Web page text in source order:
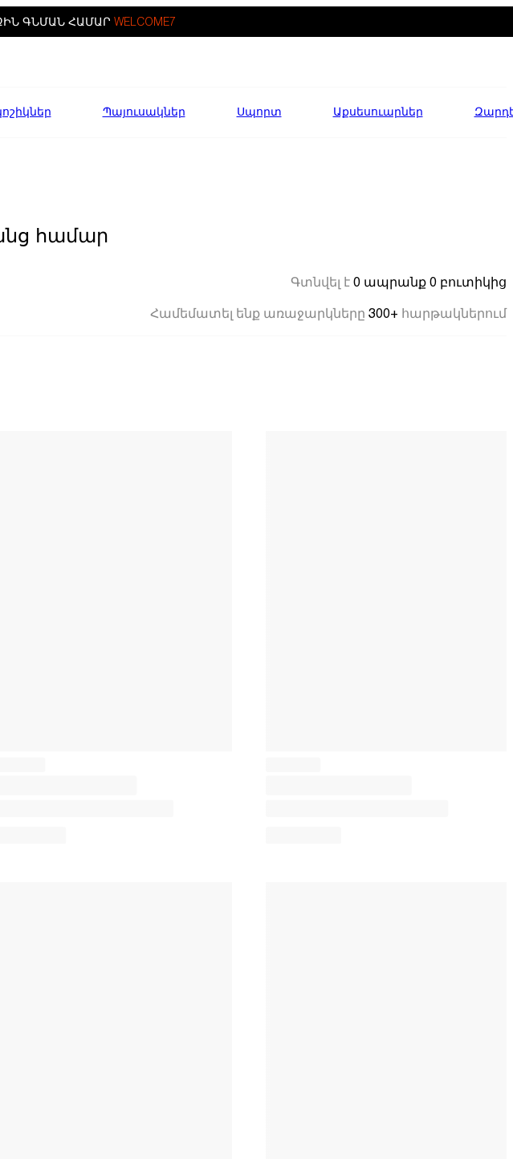
ԳՆՄԱՆ ՀԱՄԱՐ WELCOME7
Պայուսակներ Սպորտ Աքսեսուարներ
համար
Գտնվել է 0 ապրանք 0 բուտիկից
Համեմատել ենք առաջարկները 300+ հարթակներում